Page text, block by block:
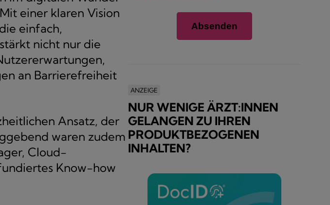
einer klaren Vision
einfach,
nicht nur die
an Barrierefreiheit
Ansatz, der
waren zudem
Cloud-
Know-how
ANZEIGE
NUR WENIGE ÄRZT:INNEN
GELANGEN ZU IHREN
PRODUKTBEZOGENEN
INHALTEN?